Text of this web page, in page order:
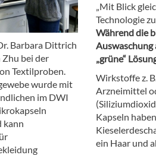
Barbara Dittrich
Zhu bei der
Textilproben.
wurde mit
im DWI
kann
„Mit Blick
Technologie
Während die
„grüne“
Wirkstoffe z.
Arzneimittel
Kapseln
ein Haar und